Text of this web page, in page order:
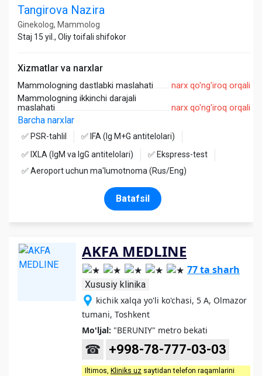
Tangirova Nazira
Ginekolog, Mammolog
Staj 15 yil., Oliy toifali shifokor
Xizmatlar va narxlar
Mammologning dastlabki maslahati
narx qo'ng'iroq orqali
Mammologning ikkinchi darajali
maslahati
narx qo'ng'iroq orqali
Barcha narxlar
✅ PSR-tahlil
✅ IFA (Ig M+G antitelolari)
✅ IXLA (IgM va IgG antitelolari)
✅ Ekspress-test
✅ Aeroport uchun ma'lumotnoma (Rus/Eng)
Batafsil
AKFA MEDLINE
77 ta sharh
Xususiy klinika
kichik xalqa yo'li ko'chasi, 5 A, Olmazor
tumani, Toshkent
Mo'ljal: "BERUNIY" metro bekati
☎ +998-78-777-03-03
Iltimos, Kliniks uz saytidan telefon raqamlarini